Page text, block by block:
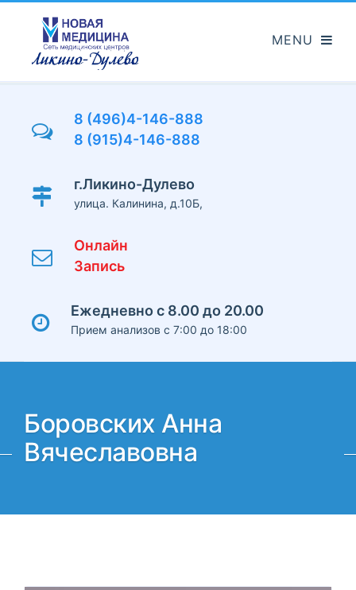
основному
содержанию
8 (496)4-146-888
8 (915)4-146-888
г.Ликино-Дулево
улица. Калинина, д.10Б,
Онлайн
Запись
Ежедневно с 8.00 до 20.00
Прием анализов с 7:00 до 18:00
Боровских Анна
Вячеславовна